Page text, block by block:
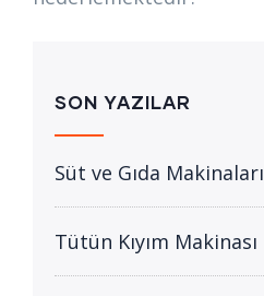
SON YAZILAR
Süt ve Gıda Makinaları
Tütün Kıyım Makinası